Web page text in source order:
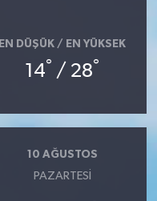
EN DÜŞÜK / EN YÜKSEK
14° / 28°
10 AĞUSTOS
PAZARTESI